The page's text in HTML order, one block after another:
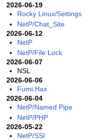
2026-06-19
Rocky Linux/Settings
NetP/Chat_Site
2026-06-12
NetP
NetP/File Lock
2026-06-07
NSL
2026-06-06
Fumi.Hax
2026-06-04
NetP/Named Pipe
NetP/PHP
2026-05-22
NetP/SSI